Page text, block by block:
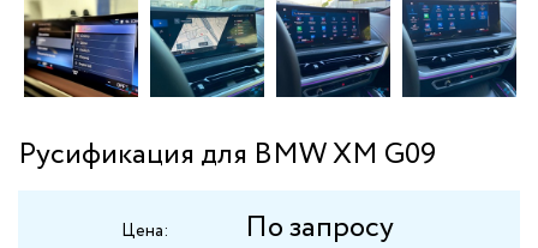
Русификация для BMW XM G09
Цена: По запросу